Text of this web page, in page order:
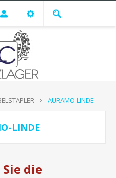
AURAMO-LINDE
LINDE
die